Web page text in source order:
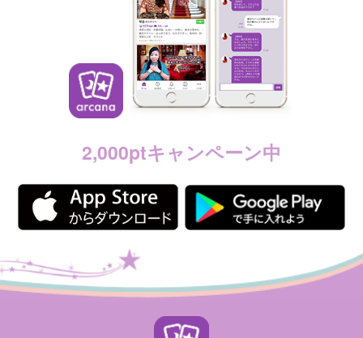
2,000ptキャンペーン中